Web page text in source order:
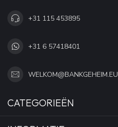
+31 115 453895
+31 6 57418401
WELKOM@BANKGEHEIM.EU
CATEGORIEËN